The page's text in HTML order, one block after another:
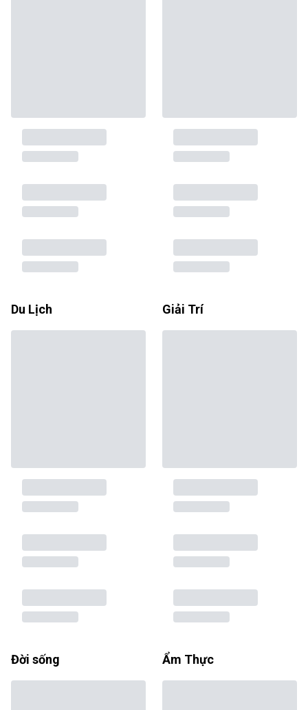
Du Lịch Giải Trí
Đời sống Ẩm Thực